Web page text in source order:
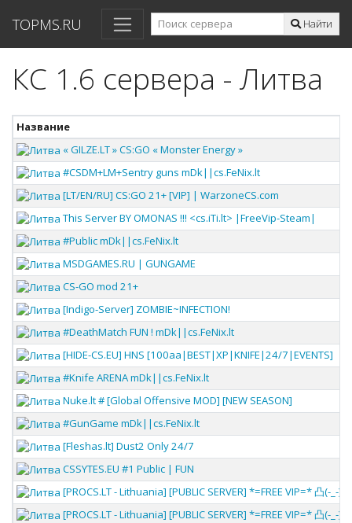
TOPMS.RU Найти
КС 1.6 сервера - Литва
Название
« GILZE.LT » CS:GO « Monster Energy »
#CSDM+LM+Sentry guns mDk||cs.FeNix.lt
[LT/EN/RU] CS:GO 21+ [VIP] | WarzoneCS.com
This Server BY OMONAS !!! <cs.iTi.lt> |FreeVip-Steam|
#Public mDk||cs.FeNix.lt
MSDGAMES.RU | GUNGAME
CS-GO mod 21+
[Indigo-Server] ZOMBIE~INFECTION!
#DeathMatch FUN ! mDk||cs.FeNix.lt
[HIDE-CS.EU] HNS [100aa|BEST|XP|KNIFE|24/7|EVENTS]
#Knife ARENA mDk||cs.FeNix.lt
Nuke.lt # [Global Offensive MOD] [NEW SEASON]
#GunGame mDk||cs.FeNix.lt
[Fleshas.lt] Dust2 Only 24/7
CSSYTES.EU #1 Public | FUN
[PROCS.LT - Lithuania] [PUBLIC SERVER] *=FREE VIP=* 凸(-_-)凸
[PROCS.LT - Lithuania] [PUBLIC SERVER] *=FREE VIP=* 凸(-_-)凸